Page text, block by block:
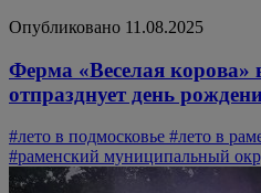
Опубликовано 11.08.2025
Ферма «Веселая корова»
отпразднует день
#лето в подмосковье #лето в
#раменский муниципальный